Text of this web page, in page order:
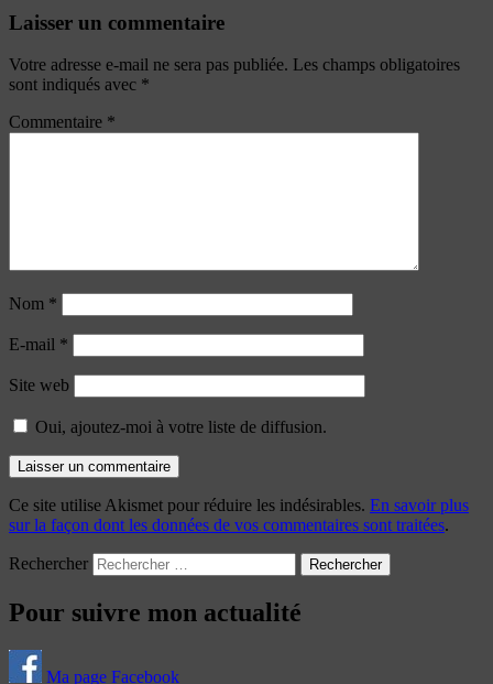
Laisser un commentaire
Votre adresse e-mail ne sera pas publiée. Les champs obligatoires
sont indiqués avec *
Commentaire *
Nom *
E-mail *
Site web
Oui, ajoutez-moi à votre liste de diffusion.
Ce site utilise Akismet pour réduire les indésirables. En savoir plus
sur la façon dont les données de vos commentaires sont traitées.
Rechercher
Pour suivre mon actualité
Ma page Facebook